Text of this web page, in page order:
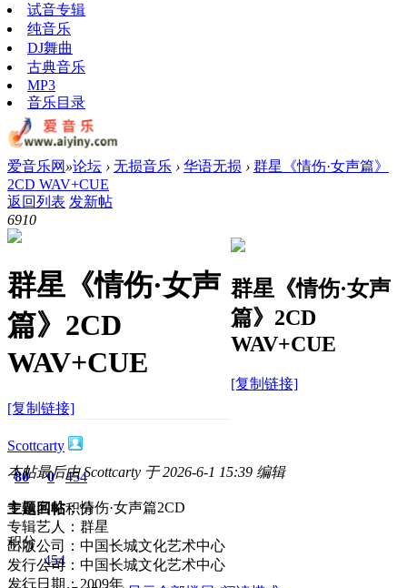
试音专辑
纯音乐
DJ舞曲
古典音乐
MP3
音乐目录
爱音乐网 »论坛 › 无损音乐 › 华语无损 › 群星《情伤·女声篇》
2CD WAV+CUE
返回列表 发新帖
6910
群星《情伤·女声
篇》2CD
WAV+CUE
[复制链接]
群星《情伤·女声
篇》2CD
WAV+CUE
[复制链接]
Scottcarty
80
主题
0
回帖
454
积分
积分
454
本帖最后由 Scottcarty 于 2026-6-1 15:39 编辑
专辑名称：情伤·女声篇2CD
专辑艺人：群星
出版公司：中国长城文化艺术中心
发行公司：中国长城文化艺术中心
发行日期：2009年